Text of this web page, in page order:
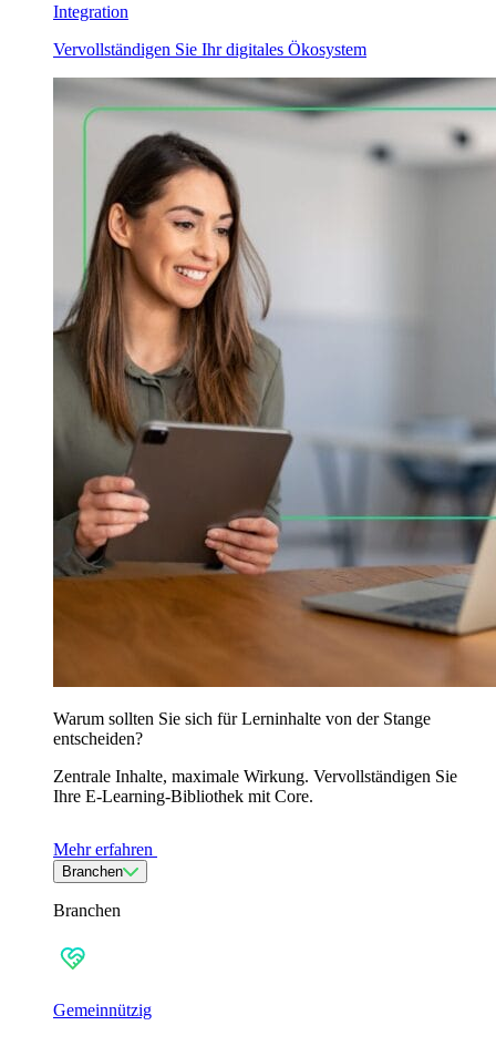
Integration
Vervollständigen Sie Ihr digitales Ökosystem
Warum sollten Sie sich für Lerninhalte von der Stange
entscheiden?
Zentrale Inhalte, maximale Wirkung. Vervollständigen Sie
Ihre E-Learning-Bibliothek mit Core.
Mehr erfahren
Branchen
Branchen
Gemeinnützig